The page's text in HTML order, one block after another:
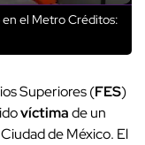
en el MetroCréditos:
Superiores (FES)
víctimade un
de México. El